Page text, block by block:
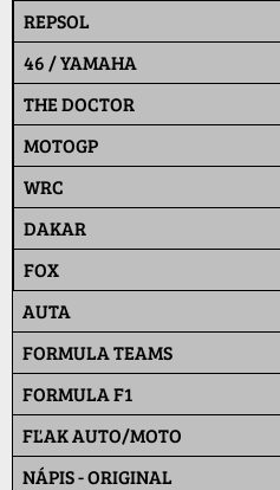
REPSOL
46 / YAMAHA
THE DOCTOR
MOTOGP
WRC
DAKAR
FOX
AUTA
FORMULA TEAMS
FORMULA F1
FĽAK AUTO/MOTO
NÁPIS - ORIGINAL